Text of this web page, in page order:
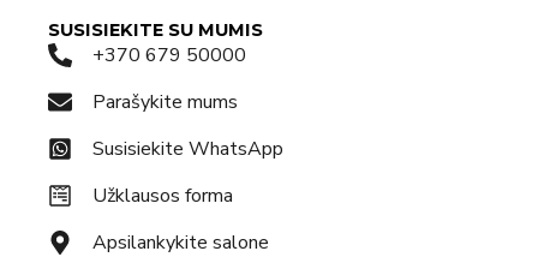
SUSISIEKITE SU MUMIS
+370 679 50000
Parašykite mums
Susisiekite WhatsApp
Užklausos forma
Apsilankykite salone